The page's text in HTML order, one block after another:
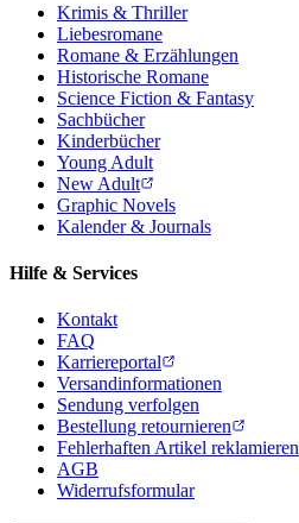
Krimis & Thriller
Liebesromane
Romane & Erzählungen
Historische Romane
Science Fiction & Fantasy
Sachbücher
Kinderbücher
Young Adult
New Adult
Graphic Novels
Kalender & Journals
Hilfe & Services
Kontakt
FAQ
Karriereportal
Versandinformationen
Sendung verfolgen
Bestellung retournieren
Fehlerhaften Artikel reklamieren
AGB
Widerrufsformular